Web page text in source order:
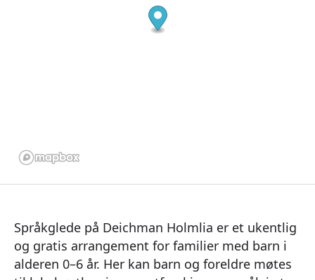
Språkglede på Deichman Holmlia er et ukentlig
og gratis arrangement for familier med barn i
alderen 0–6 år. Her kan barn og foreldre møtes